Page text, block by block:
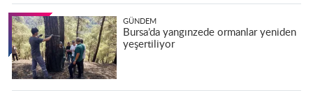
GÜNDEM
Bursa’da yangınzede ormanlar yeniden
yeşertiliyor